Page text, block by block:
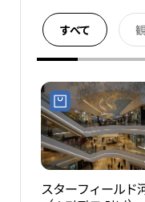
すべて
スターフィールド